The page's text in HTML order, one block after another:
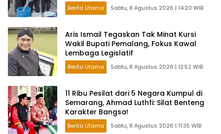
Berita Utama Sabtu, 8 Agustus 2026 | 14:20 WIB
Aris Ismail Tegaskan Tak Minat Kursi
Wakil Bupati Pemalang, Fokus Kawal
Lembaga Legislatif
Berita Utama Sabtu, 8 Agustus 2026 | 12:52 WIB
11 Ribu Pesilat dari 5 Negara Kumpul di
Semarang, Ahmad Luthfi: Silat Benteng
Karakter Bangsa!
Berita Utama Sabtu, 8 Agustus 2026 | 11:35 WIB